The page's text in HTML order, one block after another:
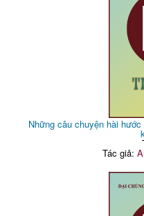
Những câu chuyện hài
Tác giả: